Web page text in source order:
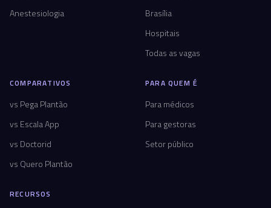
Anestesiologia
Brasília
Hospitais
Todas as vagas
COMPARATIVOS
vs Pega Plantão
vs Escala App
vs Doctorid
vs Quero Plantão
PARA QUEM É
Para médicos
Para gestoras
Setor público
RECURSOS